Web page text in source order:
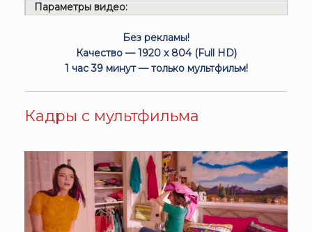
Параметры видео:
Без рекламы!
Качество — 1920 x 804 (Full HD)
1 час 39 минут — только мультфильм!
Кадры с мультфильма